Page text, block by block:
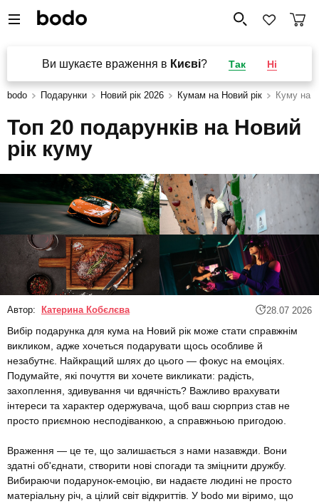
Ви шукаєте враження в Києві? Так Ні
bodo Подарунки Новий рік 2026 Кумам на Новий рік Куму на
Топ 20 подарунків на Новий
рік куму
Автор: Катерина Кобєлєва 28.07 2026
Вибір подарунка для кума на Новий рік може стати справжнім
викликом, адже хочеться подарувати щось особливе й
незабутнє. Найкращий шлях до цього — фокус на емоціях.
Подумайте, які почуття ви хочете викликати: радість,
захоплення, здивування чи вдячність? Важливо врахувати
інтереси та характер одержувача, щоб ваш сюрприз став не
просто приємною несподіванкою, а справжньою пригодою.
Враження — це те, що залишається з нами назавжди. Вони
здатні об'єднати, створити нові спогади та зміцнити дружбу.
Вибираючи подарунок-емоцію, ви надаєте людині не просто
матеріальну річ, а цілий світ відкриттів. У bodo ми віримо, що